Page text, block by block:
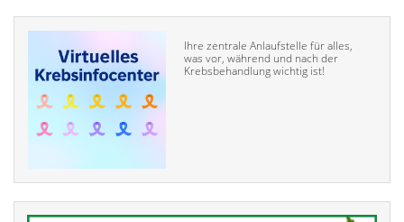
Ihre zentrale Anlaufstelle für alles,
was vor, während und nach der
Krebsbehandlung wichtig ist!